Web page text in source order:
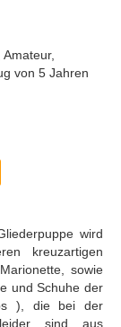
von 5 Jahren
wird
kreuzartigen
sowie
und Schuhe der
), die bei der
sind aus